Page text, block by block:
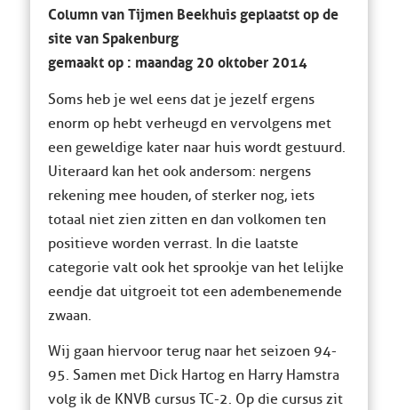
Column van Tijmen Beekhuis geplaatst op de
site van Spakenburg
gemaakt op : maandag 20 oktober 2014
Soms heb je wel eens dat je jezelf ergens
enorm op hebt verheugd en vervolgens met
een geweldige kater naar huis wordt gestuurd.
Uiteraard kan het ook andersom: nergens
rekening mee houden, of sterker nog, iets
totaal niet zien zitten en dan volkomen ten
positieve worden verrast. In die laatste
categorie valt ook het sprookje van het lelijke
eendje dat uitgroeit tot een adembenemende
zwaan.
Wij gaan hiervoor terug naar het seizoen 94-
95. Samen met Dick Hartog en Harry Hamstra
volg ik de KNVB cursus TC-2. Op die cursus zit